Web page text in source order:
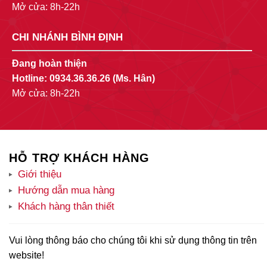
Mở cửa: 8h-22h
CHI NHÁNH BÌNH ĐỊNH
Đang hoàn thiện
Hotline: 0934.36.36.26 (Ms. Hân)
Mở cửa: 8h-22h
HỖ TRỢ KHÁCH HÀNG
Giới thiệu
Hướng dẫn mua hàng
Khách hàng thân thiết
Vui lòng thông báo cho chúng tôi khi sử dụng thông tin trên
website!